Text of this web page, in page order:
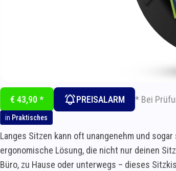
€ 43,90 * PREISALARM * Bei
in Praktisches
Langes Sitzen kann oft unangenehm und
ergonomische Lösung, die nicht nur deinen
Büro, zu Hause oder unterwegs – dieses